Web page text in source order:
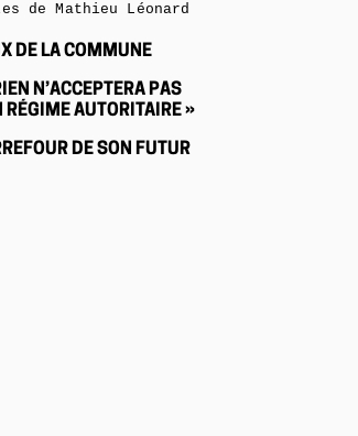
de Mathieu Léonard
DE LA COMMUNE
N’ACCEPTERA PAS
RÉGIME AUTORITAIRE »
DE SON FUTUR